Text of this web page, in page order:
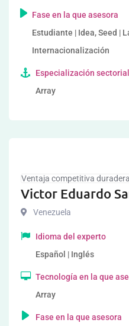
Fase en la que asesora
Estudiante | Idea, Seed |
Internacionalización
Especialización sectorial
Array
Ventaja competitiva duradera
Victor Eduardo
Venezuela
Idioma del experto
Español | Inglés
Tecnología en la que
Array
Fase en la que asesora